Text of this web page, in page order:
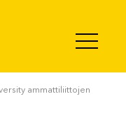
ammattiliittojen